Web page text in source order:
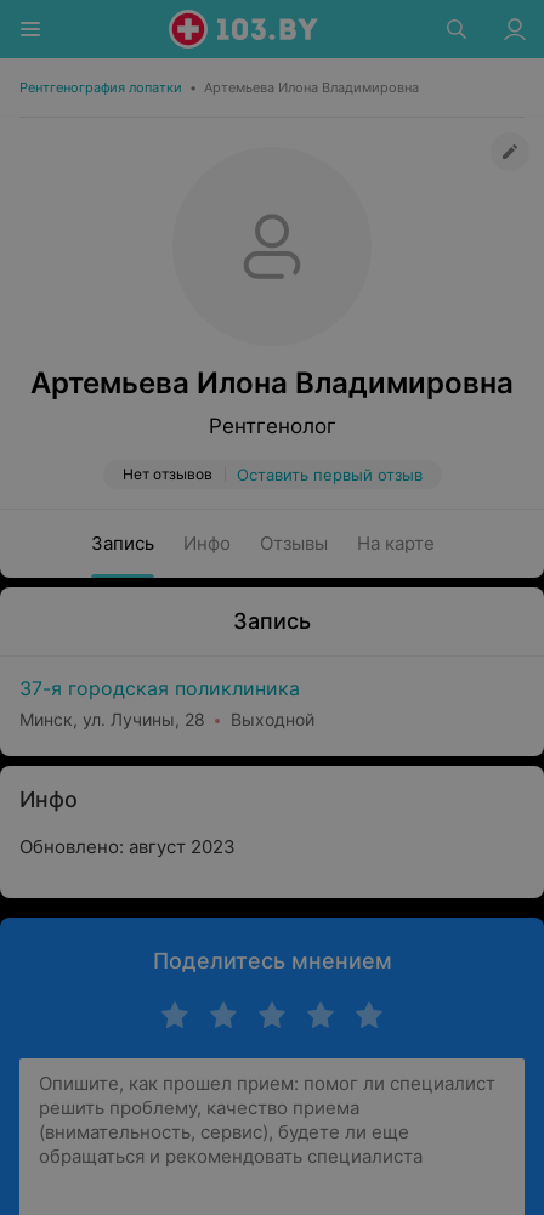
Рентгенография лопатки • Артемьева Илона Владимировна
Артемьева Илона Владимировна
Рентгенолог
Нет отзывов Оставить первый отзыв
Запись Инфо Отзывы На карте
Запись
37-я городская поликлиника
Минск, ул. Лучины, 28 Выходной
Инфо
Обновлено: август 2023
Поделитесь мнением